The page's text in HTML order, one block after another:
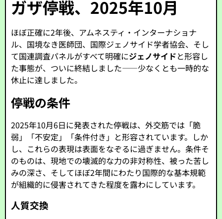
ガザ停戦、2025年10月
ほぼ正確に2年後、アムネスティ・インターナショナ
ル、国境なき医師団、国際ジェノサイド学者協会、そし
て国連調査パネルがすべて明確にジェノサイドと形容し
た事態が、ついに終結しました――少なくとも一時的な
休止に達しました。
停戦の条件
2025年10月6日に発表された停戦は、外交筋では「脆
弱」「不安定」「条件付き」と形容されています。しか
し、これらの表現は表面をなぞるに過ぎません。条件そ
のものは、現地での壊滅的な力の非対称性、被った苦し
みの深さ、そしてほぼ2年間にわたり国際的な基本規範
が組織的に侵害されてきた程度を露わにしています。
人質交換